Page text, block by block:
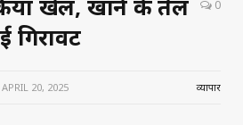
खेल, खाने के तेल
0
APRIL 20, 2025 व्यापार